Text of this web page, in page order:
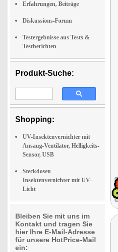
Erfahrungen, Beiträge
Diskussions-Forum
Testergebnisse aus Tests &
Testberichten
Produkt-Suche:
Shopping:
UV-Insektenvernichter mit
Ansaug-Ventilator, Helligkeits-
Sensor, USB
Steckdosen-
Insektenvernichter mit UV-
Licht
Bleiben Sie mit uns im
Kontakt und tragen Sie
hier Ihre E-Mail-Adresse
für unsere HotPrice-Mail
ein: